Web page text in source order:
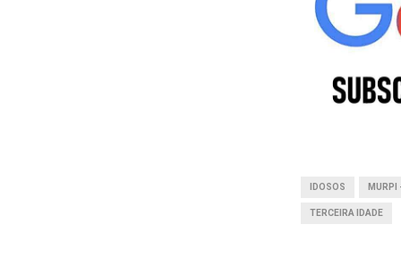
b
o
IDOSOS MURPI
TERCEIRA IDADE